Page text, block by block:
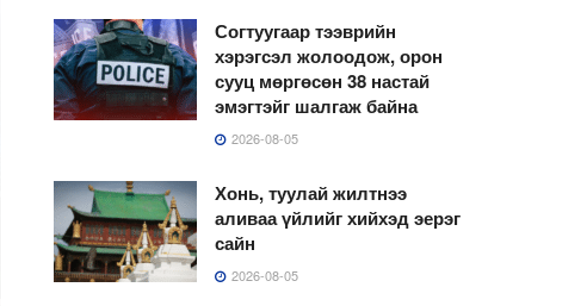
Согтуугаар тээврийн
хэрэгсэл жолоодож, орон
сууц мөргөсөн 38 настай
эмэгтэйг шалгаж байна
2026-08-05
Хонь, туулай жилтнээ
аливаа үйлийг хийхэд эерэг
сайн
2026-08-05